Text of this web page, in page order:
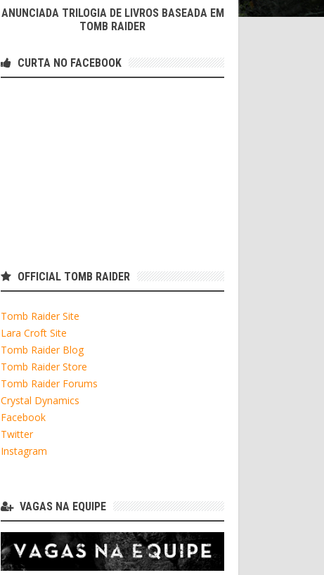
ANUNCIADA TRILOGIA DE LIVROS BASEADA EM
TOMB RAIDER
CURTA NO FACEBOOK
OFFICIAL TOMB RAIDER
Tomb Raider Site
Lara Croft Site
Tomb Raider Blog
Tomb Raider Store
Tomb Raider Forums
Crystal Dynamics
Facebook
Twitter
Instagram
VAGAS NA EQUIPE